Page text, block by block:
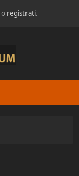
o registrati.